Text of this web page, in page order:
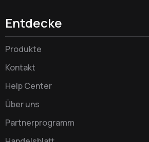
Entdecke
Produkte
Kontakt
Help Center
Über uns
Partnerprogramm